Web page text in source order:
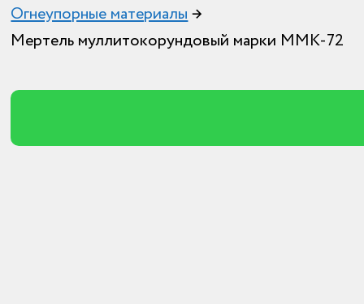
Огнеупорные материалы →
Мертель муллитокорундовый марки ММК-72